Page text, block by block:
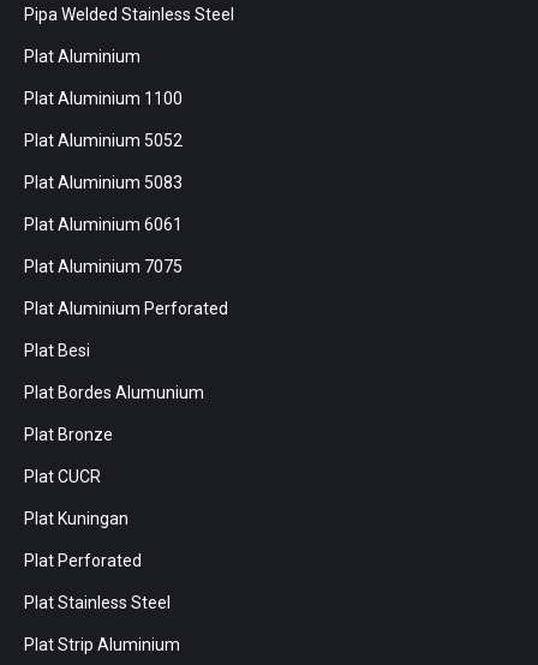
Pipa Welded Stainless Steel
Plat Aluminium
Plat Aluminium 1100
Plat Aluminium 5052
Plat Aluminium 5083
Plat Aluminium 6061
Plat Aluminium 7075
Plat Aluminium Perforated
Plat Besi
Plat Bordes Alumunium
Plat Bronze
Plat CUCR
Plat Kuningan
Plat Perforated
Plat Stainless Steel
Plat Strip Aluminium